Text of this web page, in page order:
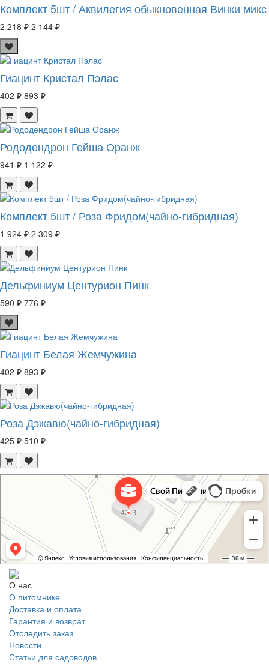
Комплект 5шт / Аквилегия обыкновенная Винки микс
2 218 ₽ 2 144 ₽
Гиацинт Кристал Пэлас
402 ₽ 893 ₽
Рододендрон Гейша Оранж
941 ₽ 1 122 ₽
Комплект 5шт / Роза Фридом(чайно-гибридная)
1 924 ₽ 2 309 ₽
Дельфиниум Центурион Пинк
590 ₽ 776 ₽
Гиацинт Белая Жемчужина
402 ₽ 893 ₽
Роза Дэжавю(чайно-гибридная)
425 ₽ 510 ₽
Питомник растений в Москве
О нас
О питомнике
Доставка и оплата
Гарантия и возврат
Отследить заказ
Новости
Статьи для садоводов